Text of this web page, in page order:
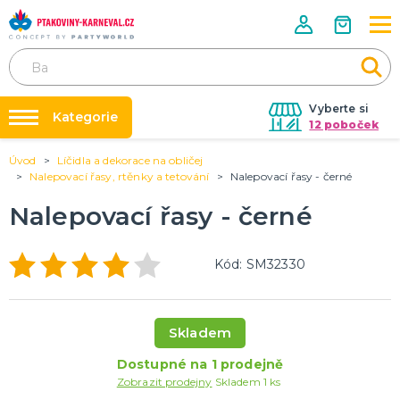
Vyberte si
12 poboček
Půjčovna kostýmů
Nafukování balónků
Prodejny
Rozvoz
Kategorie
HALLOWEENSKÉ ZBOŽÍ
Pánské Halloweenské kostýmy
Dětské Halloweenské kostýmy
Dekorace a doplňky na Halloween
Párty vychytávky
Rozlučka se svobodou
DALŠÍ KATEGORIE
Úvod
Líčidla a dekorace na obličej
Nalepovací řasy, rtěnky a tetování
Nalepovací řasy - černé
Nalepovací řasy - černé
Kód: SM32330
Skladem
Dostupné na 1 prodejně
Zobrazit prodejny Skladem 1 ks